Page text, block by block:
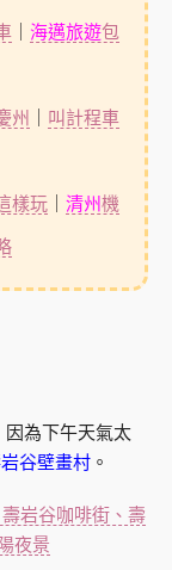
｜ 海邁旅遊包
州 叫計程車
樣玩｜ 清州機
因為下午天氣太
谷壁畫村 。
岩谷咖啡街、壽
夜景